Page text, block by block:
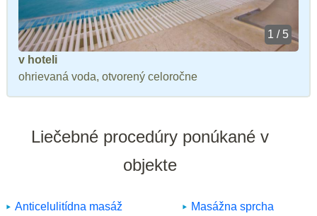
1 / 5
v hoteli
ohrievaná voda, otvorený celoročne
Liečebné procedúry ponúkané v
objekte
Anticelulitídna masáž
Masážna sprcha